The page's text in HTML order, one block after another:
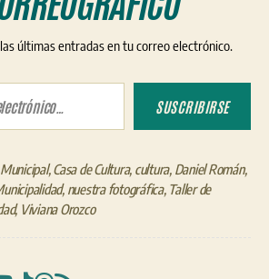
últimas entradas en tu correo electrónico.
SUSCRIBIRSE
,Casa de Cultura, cultura, Daniel Román,
, nuestra fotográfica, Taller de
, Viviana Orozco